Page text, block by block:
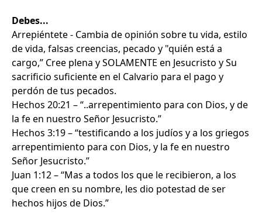
Debes...
Arrepiéntete - Cambia de opinión sobre tu vida, estilo
de vida, falsas creencias, pecado y "quién está a
cargo,” Cree plena y SOLAMENTE en Jesucristo y Su
sacrificio suficiente en el Calvario para el pago y
perdón de tus pecados.
Hechos 20:21 – “..arrepentimiento para con Dios, y de
la fe en nuestro Señor Jesucristo.”
Hechos 3:19 – “testificando a los judíos y a los griegos
arrepentimiento para con Dios, y la fe en nuestro
Señor Jesucristo.”
Juan 1:12 – “Mas a todos los que le recibieron, a los
que creen en su nombre, les dio potestad de ser
hechos hijos de Dios.”